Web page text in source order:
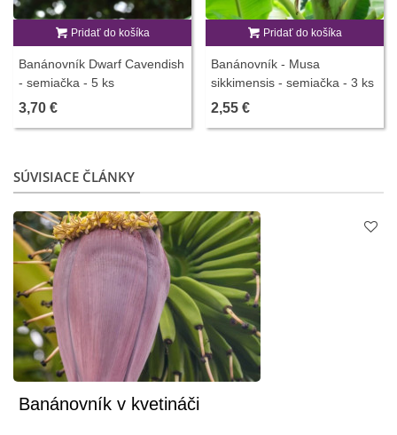
Pridať do košíka
Banánovník Dwarf Cavendish
- semiačka - 5 ks
3,70 €
Pridať do košíka
Banánovník - Musa
sikkimensis - semiačka - 3 ks
2,55 €
SÚVISIACE ČLÁNKY
Banánovník v kvetináči